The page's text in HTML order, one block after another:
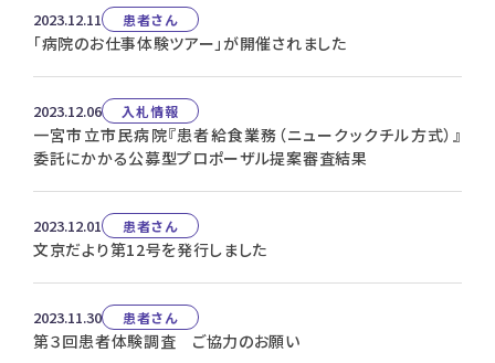
2023.12.11 患者さん
「病院のお仕事体験ツアー」が開催されました
2023.12.06 入札情報
一宮市立市民病院『患者給食業務（ニュークックチル方式）』
委託にかかる公募型プロポーザル提案審査結果
2023.12.01 患者さん
文京だより第12号を発行しました
2023.11.30 患者さん
第３回患者体験調査 ご協力のお願い